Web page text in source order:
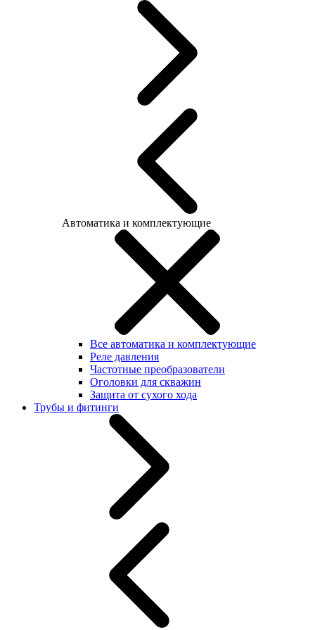
Автоматика и комплектующие
Все автоматика и комплектующие
Реле давления
Частотные преобразователи
Оголовки для скважин
Защита от сухого хода
Трубы и фитинги